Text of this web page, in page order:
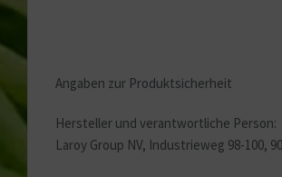
Angaben zur Produktsicherheit
Hersteller und verantwortliche Person:
Laroy Group NV, Industrieweg 98-100,